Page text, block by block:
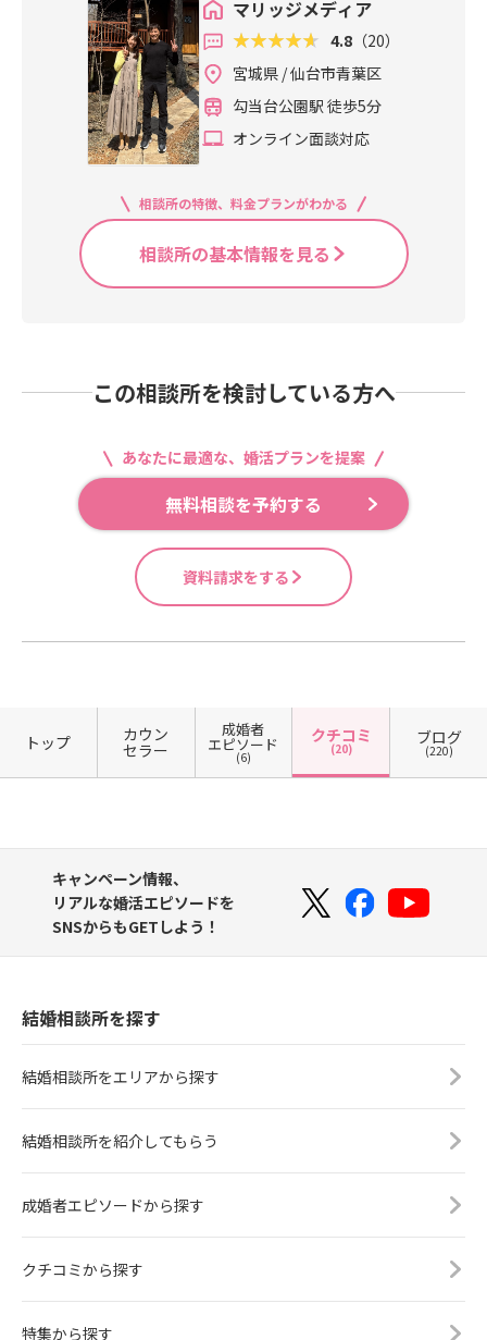
マリッジメディア
4.8 （20）
宮城県 / 仙台市青葉区
勾当台公園駅 徒歩5分
オンライン面談対応
相談所の特徴、料金プランがわかる
相談所の基本情報を見る
この相談所を検討している方へ
あなたに最適な、婚活プランを提案
無料相談を予約する
資料請求をする
トップ カウン
セラー
成婚者
エピソード
(6)
クチコミ
(20)
ブログ
(220)
キャンペーン情報、
リアルな婚活エピソードを
SNSからもGETしよう！
結婚相談所を探す
結婚相談所をエリアから探す
結婚相談所を紹介してもらう
成婚者エピソードから探す
クチコミから探す
特集から探す